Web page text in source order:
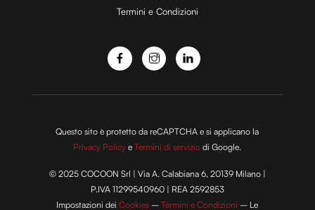
o
Termini e Condizioni
Questo sito è protetto da reCAPTCHA e si applicano la
Privacy Policy eTermini di servizio di Google.
© 2025 COCOON Srl | Via A. Calabiana 6, 20139 Milano |
P.IVA 11299540960 | REA 2592853
Impostazioni deiCookies –Termini e Condizioni – Le